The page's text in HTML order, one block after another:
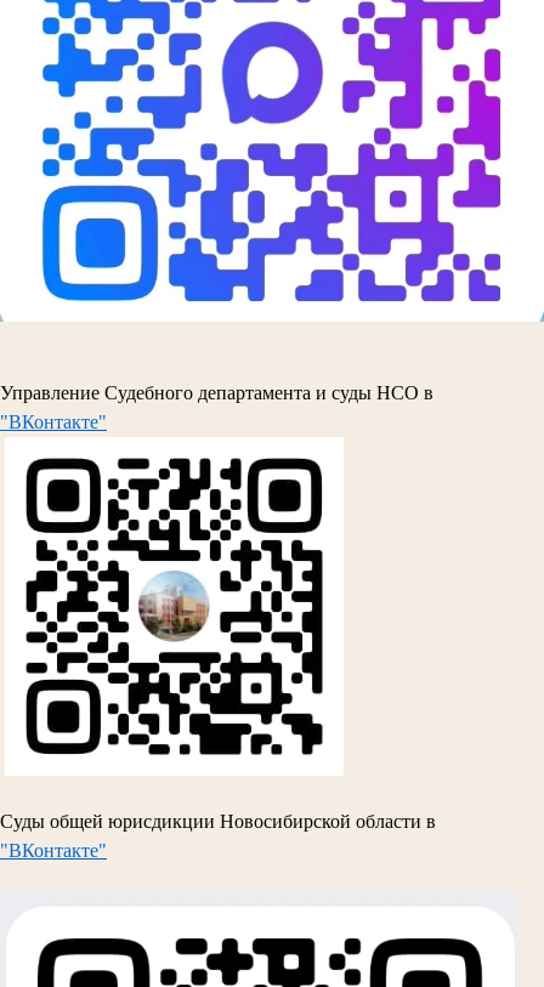
Управление Судебного департамента и суды НСО в
"ВКонтакте"
Суды общей юрисдикции Новосибирской области в
"ВКонтакте"